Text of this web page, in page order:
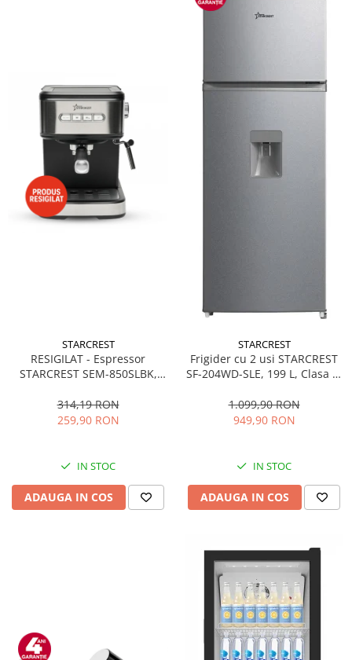
STARCREST
RESIGILAT - Espressor
STARCREST SEM-850SLBK,
detasabil 1.5L, dispozitiv
spumare, filtru dublu din
314,19 RON
259,90 RON
IN STOC
ADAUGA IN COS
STARCREST
Frigider cu 2 usi STARCREST
SF-204WD-SLE, 199 L, Clasa E,
Termostat Ajustabil, Usi
reversibile, H 143 cm, Argintiu
1.099,90 RON
949,90 RON
IN STOC
ADAUGA IN COS